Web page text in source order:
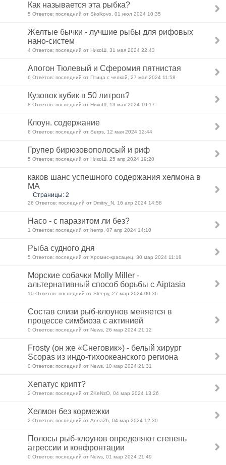
Как называется эта рыбка?
5 Ответов: последний от Skolkovo, 01 июл 2024 10:35
Желтые бычки - лучшие рыбы для рифовых
нано-систем
4 Ответов: последний от НикоШ, 31 мая 2024 22:43
Апогон Тюлевый и Сферомия пятнистая
6 Ответов: последний от Птица с челкой, 27 мая 2024 11:58
Кузовок кубик в 50 литров?
8 Ответов: последний от НикоШ, 13 мая 2024 10:17
Клоун. содержание
6 Ответов: последний от Serps, 12 мая 2024 12:44
Групер бирюзовополосый и риф
5 Ответов: последний от НикоШ, 25 апр 2024 19:20
каков шанс успешного содержания хелмона в
МА
Страницы: 2
26 Ответов: последний от Dmitry_N, 16 апр 2024 14:58
Насо - с паразитом ли без?
1 Ответов: последний от hemp, 07 апр 2024 14:10
Рыба судного дня
5 Ответов: последний от Хромис-красацец, 30 мар 2024 11:18
Морские собачки Molly Miller -
альтернативный способ борьбы с Aiptasia
10 Ответов: последний от Sleepy, 27 мар 2024 00:36
Состав слизи рыб-клоунов меняется в
процессе симбиоза с актинией
0 Ответов: последний от News, 26 мар 2024 21:12
Frosty (он же «Снеговик») - белый хирург
Scopas из индо-тихоокеанского региона
0 Ответов: последний от News, 10 мар 2024 21:31
Хепатус крипт?
2 Ответов: последний от ZKeNzO, 04 мар 2024 13:26
Хелмон без кормежки
2 Ответов: последний от AnnaZh, 04 мар 2024 12:30
Полосы рыб-клоунов определяют степень
агрессии и конфронтации
0 Ответов: последний от News, 01 мар 2024 21:49